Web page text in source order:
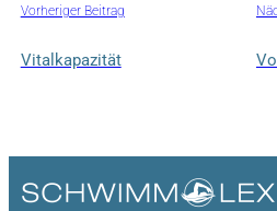
Vorheriger Beitrag
Vitalkapazität